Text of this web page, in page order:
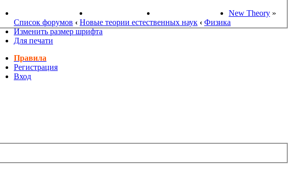
НОВОСТИ НАУКИ ПОИСК ТЕОРИЙ СТАРЫЙ ПОРТАЛ New Theory »
Список форумов ‹ Новые теории естественных наук ‹ Физика
Изменить размер шрифта
Для печати
Правила
Регистрация
Вход